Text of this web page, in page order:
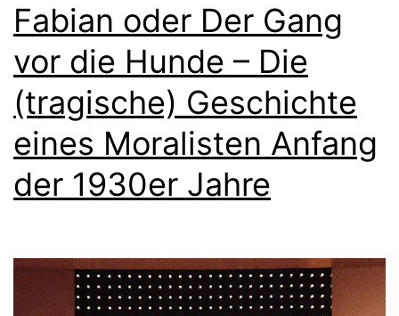
Fabian oder Der Gang
vor die Hunde – Die
(tragische) Geschichte
eines Moralisten Anfang
der 1930er Jahre